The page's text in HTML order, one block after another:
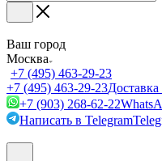
Ваш город
Москва
+7 (495) 463-29-23
+7 (495) 463-29-23
+7 (903) 268-62-22
Написать в Telegram